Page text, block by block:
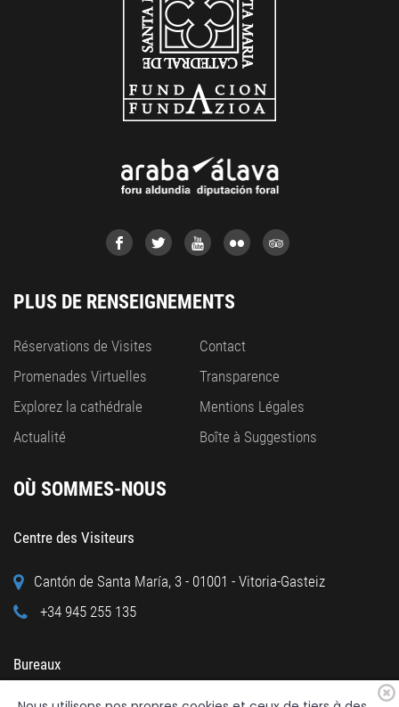
PLUS DE RENSEIGNEMENTS
Réservations de Visites
Promenades Virtuelles
Explorez la cathédrale
Actualité
Contact
Transparence
Mentions Légales
Boîte à Suggestions
OÙ SOMMES-NOUS
Centre des Visiteurs
Cantón de Santa María, 3 - 01001 - Vitoria-Gasteiz
+34 945 255 135
Bureaux